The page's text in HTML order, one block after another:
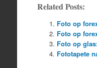
Related Posts:
Foto op
Foto op
Foto op
Fototapete